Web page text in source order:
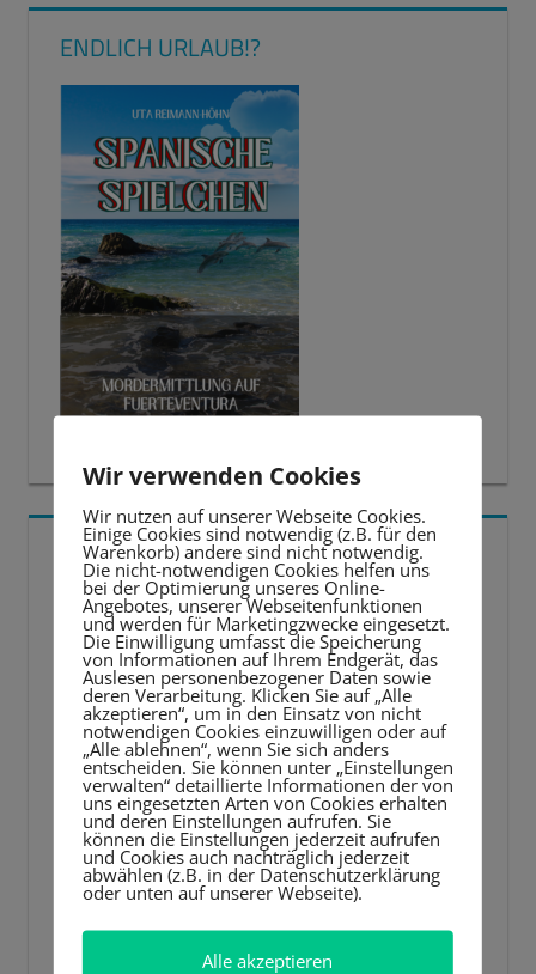
ENDLICH URLAUB!?
5 BESTE LERNTIPPS
Video-
Player
Wir verwenden Cookies
Wir nutzen auf unserer Webseite Cookies.
Einige Cookies sind notwendig (z.B. für den
Warenkorb) andere sind nicht notwendig.
Die nicht-notwendigen Cookies helfen uns
bei der Optimierung unseres Online-
Angebotes, unserer Webseitenfunktionen
und werden für Marketingzwecke eingesetzt.
Die Einwilligung umfasst die Speicherung
von Informationen auf Ihrem Endgerät, das
Auslesen personenbezogener Daten sowie
deren Verarbeitung. Klicken Sie auf „Alle
akzeptieren“, um in den Einsatz von nicht
notwendigen Cookies einzuwilligen oder auf
„Alle ablehnen“, wenn Sie sich anders
entscheiden. Sie können unter „Einstellungen
verwalten“ detaillierte Informationen der von
uns eingesetzten Arten von Cookies erhalten
und deren Einstellungen aufrufen. Sie
können die Einstellungen jederzeit aufrufen
und Cookies auch nachträglich jederzeit
abwählen (z.B. in der Datenschutzerklärung
oder unten auf unserer Webseite).
Alle akzeptieren